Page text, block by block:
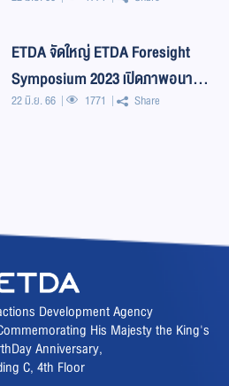
ETDA จัดใหญ่ ETDA Foresight
Symposium 2023 เปิดภาพอนาคต
ดิจิทัล “สุขภาวะและท่องเที่ยวไทย”10
22 มิ.ย. 66 1771 Share
Development Agency
His Majesty the King's
Anniversary,
C, 4th Floor